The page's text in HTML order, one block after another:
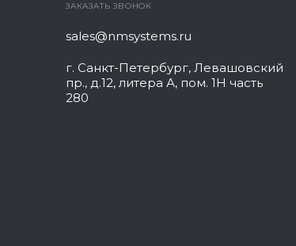
ЗАКАЗАТЬ ЗВОНОК
sales@nmsystems.ru
г. Санкт-Петербург, Левашовский
пр., д.12, литера А, пом. 1Н часть
280